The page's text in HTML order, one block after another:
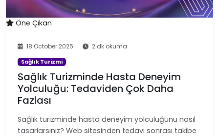
Öne Çıkan
18 October 2025 2 dk okuma
Sağlık Turizmi
Sağlık Turizminde Hasta Deneyim
Yolculuğu: Tedaviden Çok Daha
Fazlası
Sağlık turizminde hasta deneyim yolculuğunu nasıl
tasarlarsınız? Web sitesinden tedavi sonrası takibe